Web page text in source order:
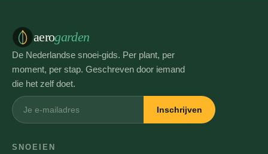
aerogarden
De Nederlandse snoei-gids. Per plant, per
moment, per stap. Geschreven door iemand
die het zelf doet.
Inschrijven
SNOEIEN